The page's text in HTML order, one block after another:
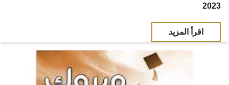
2023
اقرأ المزيد